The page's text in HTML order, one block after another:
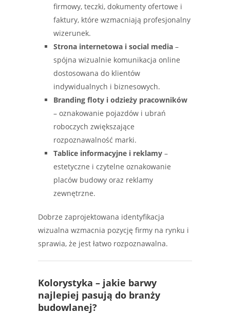
firmowy, teczki, dokumenty ofertowe i
faktury, które wzmacniają profesjonalny
wizerunek.
Strona internetowa i social media –
spójna wizualnie komunikacja online
dostosowana do klientów
indywidualnych i biznesowych.
Branding floty i odzieży pracowników
– oznakowanie pojazdów i ubrań
roboczych zwiększające
rozpoznawalność marki.
Tablice informacyjne i reklamy –
estetyczne i czytelne oznakowanie
placów budowy oraz reklamy
zewnętrzne.
Dobrze zaprojektowana identyfikacja
wizualna wzmacnia pozycję firmy na rynku i
sprawia, że jest łatwo rozpoznawalna.
Kolorystyka – jakie barwy
najlepiej pasują do branży
budowlanej?